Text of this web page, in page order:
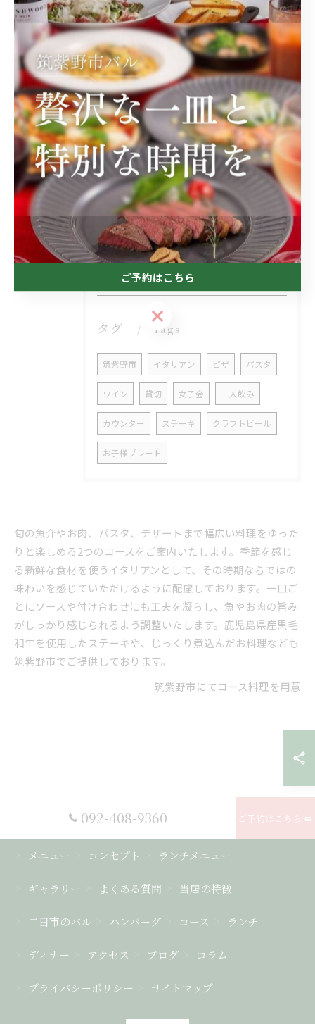
最近の投稿 Recent Posts
2026/08/06
“おすすめメニューのご紹介”
2026/08/05
“今年もやります！音楽イベント♪”
2026/07/22
“お盆のオードブル”
タグ Tags
筑紫野市 イタリアン ピザ パスタ
ワイン 貸切 女子会 一人飲み
カウンター ステーキ クラフトビール
お子様プレート
旬の魚介やお肉、パスタ、デザートまで幅広い料理をゆった
りと楽しめる2つのコースをご案内いたします。季節を感じ
る新鮮な食材を使うイタリアンとして、その時期ならではの
味わいを感じていただけるように配慮しております。一皿ご
とにソースや付け合わせにも工夫を凝らし、魚やお肉の旨み
がしっかり感じられるよう調整いたします。鹿児島県産黒毛
和牛を使用したステーキや、じっくり煮込んだお料理なども
筑紫野市でご提供しております。
筑紫野市にてコース料理を用意
092-408-9360 ご予約はこちら
メニュー コンセプト ランチメニュー
ギャラリー よくある質問 当店の特徴
二日市のバル ハンバーグ コース ランチ
ディナー アクセス ブログ コラム
プライバシーポリシー サイトマップ
ご予約はこちら
ご予約はこちら